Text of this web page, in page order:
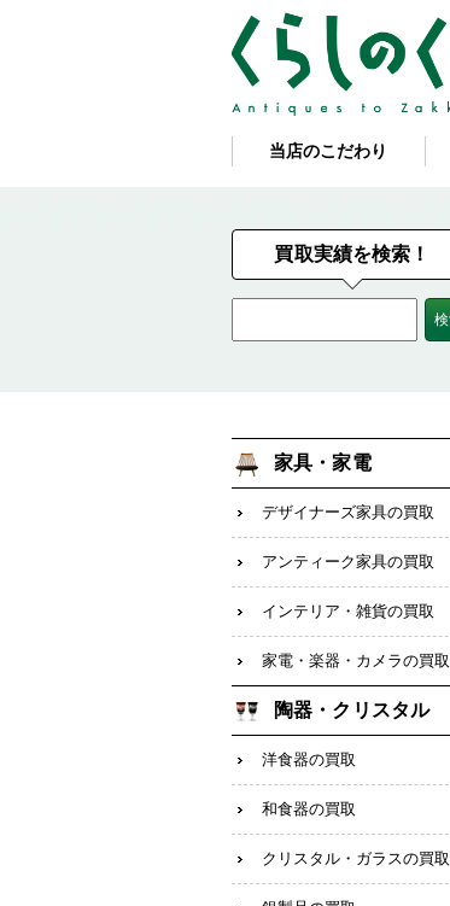
当店のこだわり
買取実績を検索！
家具・家電
デザイナーズ家具の買取
アンティーク家具の買取
インテリア・雑貨の買取
家電・楽器・カメラの買取
陶器・クリスタル
洋食器の買取
和食器の買取
クリスタル・ガラスの買取